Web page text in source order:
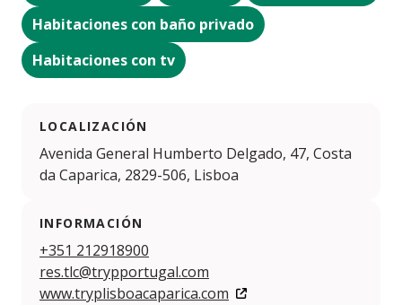
Habitaciones con baño privado
Habitaciones con tv
LOCALIZACIÓN
Avenida General Humberto Delgado, 47, Costa
da Caparica, 2829-506, Lisboa
INFORMACIÓN
+351 212918900
res.tlc@trypportugal.com
www.tryplisboacaparica.com